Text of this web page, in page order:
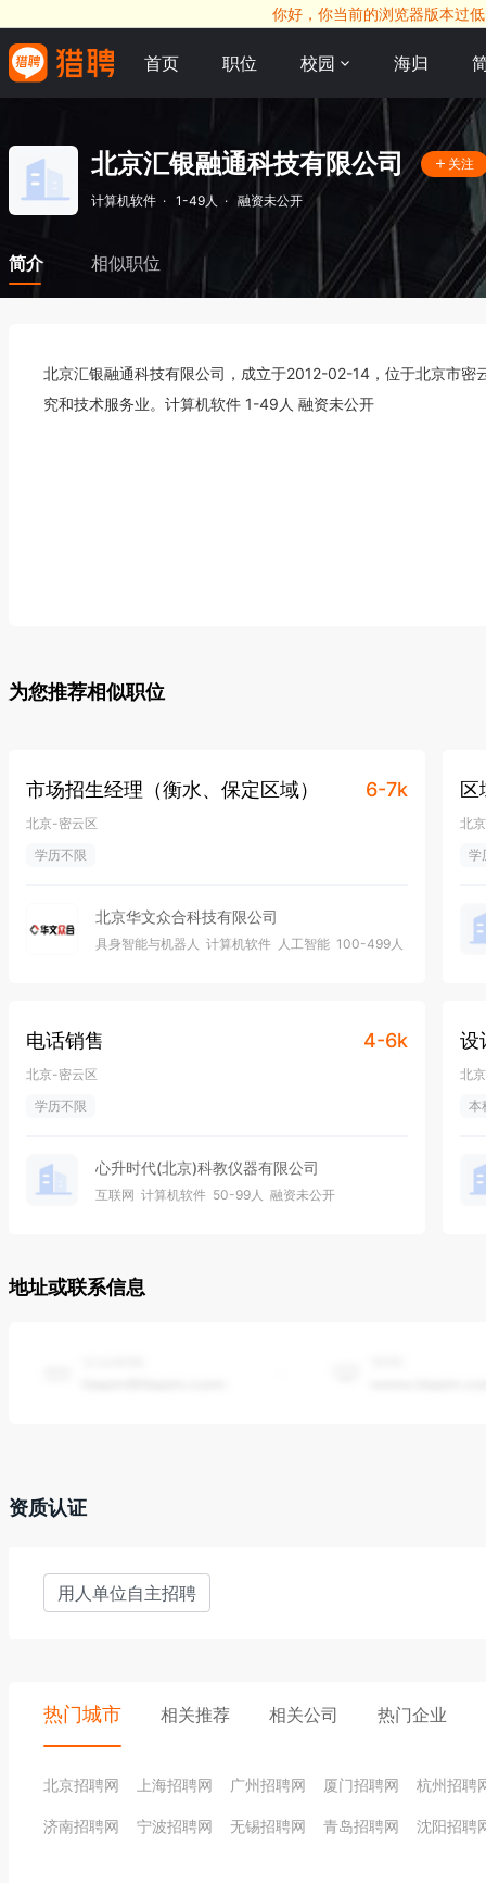
你好，你当前的浏览器版本过
首页 职位 校园 海归
北京汇银融通科技有限公司 关注
计算机软件 · 1-49人 · 融资未公开
简介 相似职位
北京汇银融通科技有限公司，成立于2012-02-14，位于北京市
究和技术服务业。计算机软件 1-49人 融资未公开
为您推荐相似职位
市场招生经理（衡水、保定区域） 6-7k
北京-密云区
学历不限
北京华文众合科技有限公司
具身智能与机器人 计算机软件 人工智能 100-499人
区
北
学
电话销售 4-6k
北京-密云区
学历不限
心升时代(北京)科教仪器有限公司
互联网 计算机软件 50-99人 融资未公开
设
北
本
地址或联系信息
资质认证
用人单位自主招聘
热门城市 相关推荐 相关公司 热门企业
北京招聘网 上海招聘网 广州招聘网 厦门招聘网 杭州招聘
济南招聘网 宁波招聘网 无锡招聘网 青岛招聘网 沈阳招聘